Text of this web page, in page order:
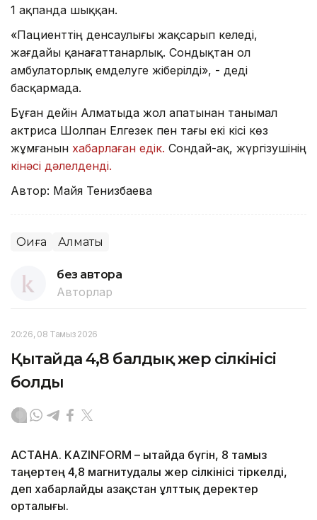
1 ақпанда шыққан.
«Пациенттің денсаулығы жақсарып келеді,
жағдайы қанағаттанарлық. Сондықтан ол
амбулаторлық емделуге жіберілді», - деді
басқармада.
Бұған дейін Алматыда жол апатынан танымал
актриса Шолпан Елгезек пен тағы екі кісі көз
жұмғанын хабарлаған едік. Сондай-ақ, жүргізушінің
кінәсі дәлелденді.
Автор: Майя Тенизбаева
Оқиға Алматы
без автора
Авторлар
20:26, 08 Тамыз 2026
Қытайда 4,8 балдық жер сілкінісі
болды
АСТАНА. KAZINFORM – Қытайда бүгін, 8 тамыз
таңертең 4,8 магнитудалы жер сілкінісі тіркелді,
деп хабарлайды Қазақстан ұлттық деректер
орталығы.